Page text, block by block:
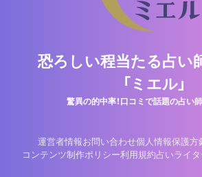
恐ろしい程当たる占い
「ミエル」
驚異の的中率！口コミで話題の占い
運営者情報お問い合わせ個人情報保護方
コンテンツ制作ポリシー利用規約占いライ